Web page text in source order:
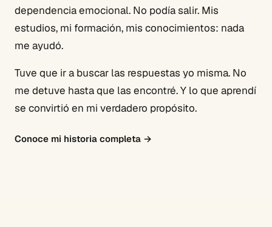
dependencia emocional. No podía salir. Mis
estudios, mi formación, mis conocimientos: nada
me ayudó.
Tuve que ir a buscar las respuestas yo misma. No
me detuve hasta que las encontré. Y lo que aprendí
se convirtió en mi verdadero propósito.
Conoce mi historia completa →